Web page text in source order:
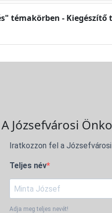
témakörben - Kiegészítő
A Józsefvárosi
Iratkozzon fel a
Teljes név
Adja meg teljes nevét!